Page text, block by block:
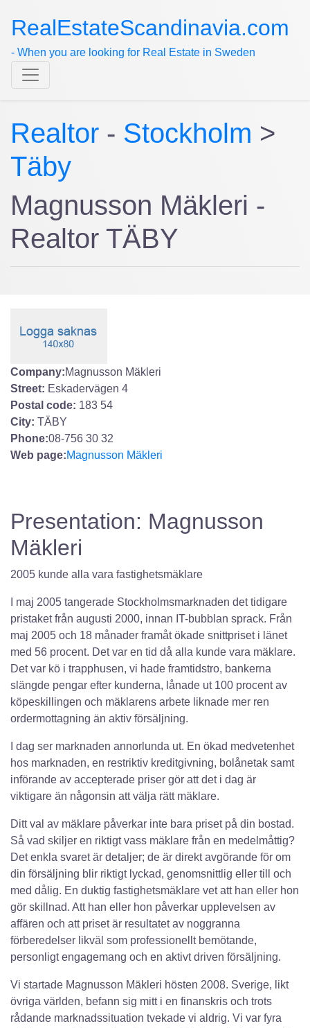
RealEstateScandinavia.com
- When you are looking for Real Estate in Sweden
Realtor - Stockholm >
Täby
Magnusson Mäkleri -
Realtor TÄBY
Company:Magnusson Mäkleri
Street: Eskadervägen 4
Postal code: 183 54
City: TÄBY
Phone:08-756 30 32
Web page:Magnusson Mäkleri
Presentation: Magnusson
Mäkleri
2005 kunde alla vara fastighetsmäklare
I maj 2005 tangerade Stockholmsmarknaden det tidigare
pristaket från augusti 2000, innan IT-bubblan sprack. Från
maj 2005 och 18 månader framåt ökade snittpriset i länet
med 56 procent. Det var en tid då alla kunde vara mäklare.
Det var kö i trapphusen, vi hade framtidstro, bankerna
slängde pengar efter kunderna, lånade ut 100 procent av
köpeskillingen och mäklarens arbete liknade mer ren
ordermottagning än aktiv försäljning.
I dag ser marknaden annorlunda ut. En ökad medvetenhet
hos marknaden, en restriktiv kreditgivning, bolånetak samt
införande av accepterade priser gör att det i dag är
viktigare än någonsin att välja rätt mäklare.
Ditt val av mäklare påverkar inte bara priset på din bostad.
Så vad skiljer en riktigt vass mäklare från en medelmåttig?
Det enkla svaret är detaljer; de är direkt avgörande för om
din försäljning blir riktigt lyckad, genomsnittlig eller till och
med dålig. En duktig fastighetsmäklare vet att han eller hon
gör skillnad. Att han eller hon påverkar upplevelsen av
affären och att priset är resultatet av noggranna
förberedelser likväl som professionellt bemötande,
personligt engagemang och en aktivt driven försäljning.
Vi startade Magnusson Mäkleri hösten 2008. Sverige, likt
övriga världen, befann sig mitt i en finanskris och trots
rådande marknadssituation tvekade vi aldrig. Vi var fyra